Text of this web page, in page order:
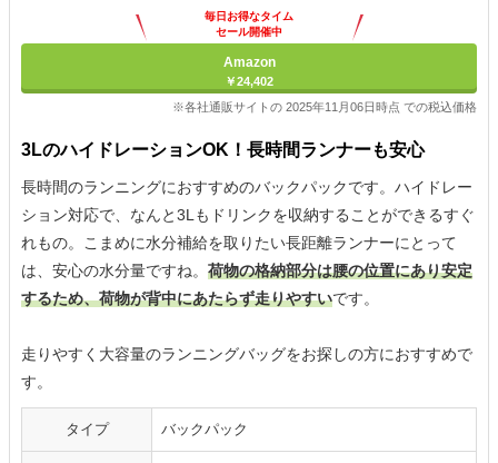
毎日お得なタイム
セール開催中
Amazon
￥24,402
※各社通販サイトの 2025年11月06日時点 での税込価格
3LのハイドレーションOK！長時間ランナーも安心
長時間のランニングにおすすめのバックパックです。ハイドレー
ション対応で、なんと3Lもドリンクを収納することができるすぐ
れもの。こまめに水分補給を取りたい長距離ランナーにとって
は、安心の水分量ですね。 荷物の格納部分は腰の位置にあり安定
するため、荷物が背中にあたらず走りやすいです。
走りやすく大容量のランニングバッグをお探しの方におすすめで
す。
タイプ バックパック